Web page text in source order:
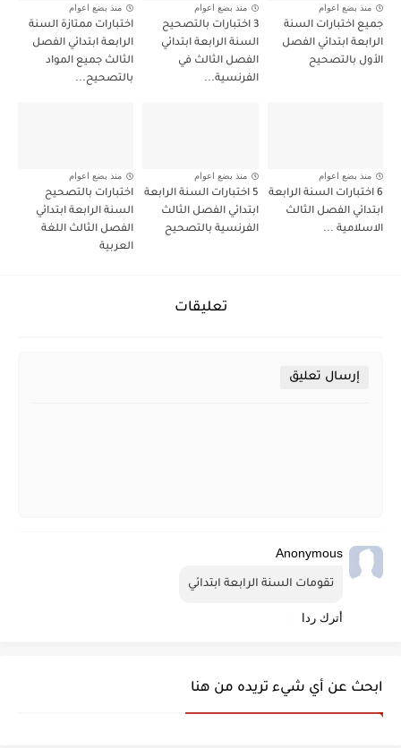
منذ بضع اعوام
جميع اختبارات السنة
الرابعة ابتدائي الفصل
الأول بالتصحيح
منذ بضع اعوام
3 اختبارات بالتصحيح
السنة الرابعة ابتدائي
الفصل الثالث في
الفرنسية...
منذ بضع اعوام
اختبارات ممتازة السنة
الرابعة ابتدائي الفصل
الثالث جميع المواد
بالتصحيح...
منذ بضع اعوام
6 اختبارات السنة الرابعة
ابتدائي الفصل الثالث
الاسلامية ...
منذ بضع اعوام
5 اختبارات السنة الرابعة
ابتدائي الفصل الثالث
الفرنسية بالتصحيح
منذ بضع اعوام
اختبارات بالتصحيح
السنة الرابعة ابتدائي
الفصل الثالث اللغة
العربية
تعليقات
إرسال تعليق
Anonymous
تقومات السنة الرابعة ابتدائي
أترك ردا
ابحث عن أي شيء تريده من هنا